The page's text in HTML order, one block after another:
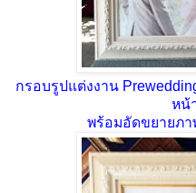
กรอบรูปแต่งงาน
หน้
พร้อมอัดขยายภา